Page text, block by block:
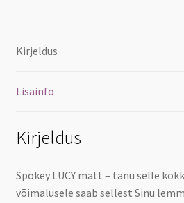
Kirjeldus
Lisainfo
Kirjeldus
Spokey LUCY matt – tänu selle
võimalusele saab sellest Sinu